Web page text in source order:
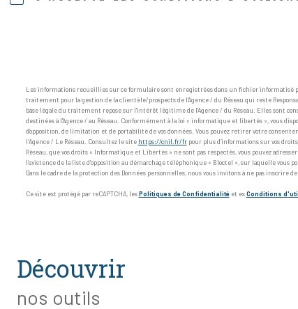
Les informations recueillies sur ce formulaire sont enregistrées dans un fichier informatisé
traitement pour la gestion de la clientèle/prospects de l'Agence / du Réseau qui reste
base légale du traitement repose sur l'intérêt légitime de l'Agence / du Réseau. Elles sont
destinées à l'Agence / au Réseau. Conformément à la loi « informatique et libertés », vous
d’opposition, de limitation et de portabilité de vos données. Vous pouvez retirer votre
l’Agence / Le Réseau. Consultez le site https://cnil.fr/frpour plus d’informations sur vos
Réseau, que vos droits « Informatique et Libertés » ne sont pas respectés, vous pouvez
l’existence de la liste d'opposition au démarchage téléphonique « Bloctel », sur laquelle vous
Dans le cadre de la protection des Données personnelles, nous vous invitons à ne pas inscrire
Ce site est protégé par reCAPTCHA, lesPolitiques de Confidentialitéet esConditions
découvrir
nos outils